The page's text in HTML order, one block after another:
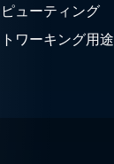
ューティング
ワーキング用途